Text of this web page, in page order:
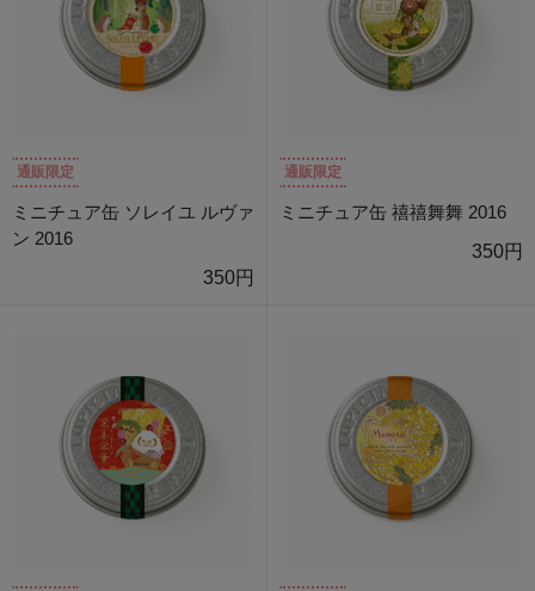
通販限定
ミニチュア缶 ソレイユ ルヴァ
ン 2016
350円
通販限定
ミニチュア缶 禧禧舞舞 2016
350円